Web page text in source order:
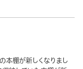
本棚が新しくなりまし